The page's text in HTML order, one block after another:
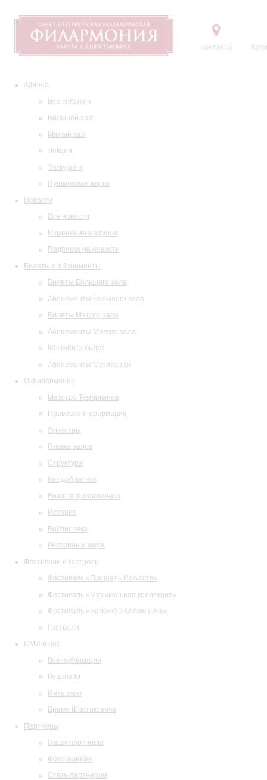
Контакты
Афиша
Все события
Большой зал
Малый зал
Лекции
Экскурсии
Пушкинская карта
Новости
Все новости
Изменения в афише
Подписка на новости
Билеты и абонементы
Билеты Большого зала
Абонементы Большого зала
Билеты Малого зала
Абонементы Малого зала
Как купить билет
Абонементы Музитория
О филармонии
Маэстро Темирканов
Правовая информация
Оркестры
Планы залов
Структура
Как добраться
Визит в филармонию
История
Библиотека
Ресторан и кафе
Фестивали и гастроли
Фестиваль «Площадь Искусств»
Фестиваль «Музыкальная коллекция»
Фестиваль «Барокко в белую ночь»
Гастроли
СМИ о нас
Все публикации
Рецензии
Интервью
Время Шостаковича
Партнеры
Наши партнеры
Фотогалерея
Стать партнером